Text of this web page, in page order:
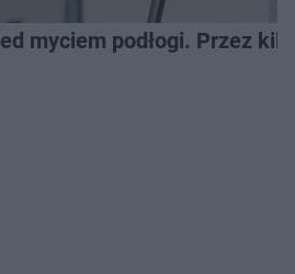
myciem podłogi. Przez